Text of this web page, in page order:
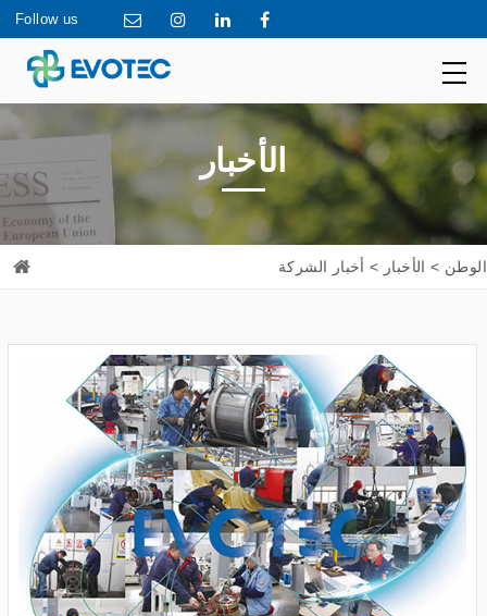
Follow us
الأخبار
الوطن > الأخبار > أخبار الشركة